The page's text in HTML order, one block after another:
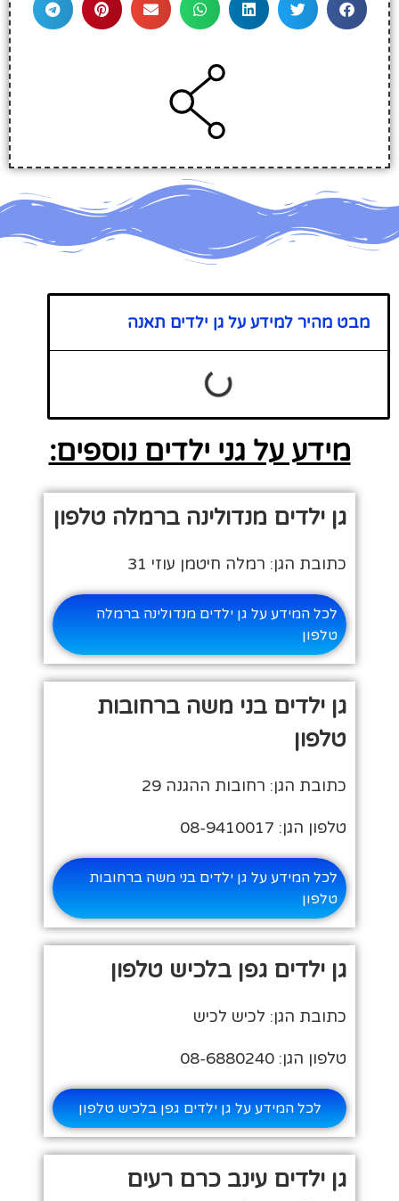
מבט מהיר למידע על גן ילדים תאנה
מידע על גני ילדים נוספים:
גן ילדים מנדולינה ברמלה טלפון
כתובת הגן: רמלה חיטמן עוזי 31
לכל המידע על גן ילדים מנדולינה ברמלה
טלפון
גן ילדים בני משה ברחובות
טלפון
כתובת הגן: רחובות ההגנה 29
טלפון הגן: 08-9410017
לכל המידע על גן ילדים בני משה ברחובות
טלפון
גן ילדים גפן בלכיש טלפון
כתובת הגן: לכיש לכיש
טלפון הגן: 08-6880240
לכל המידע על גן ילדים גפן בלכיש טלפון
גן ילדים עינב כרם רעים